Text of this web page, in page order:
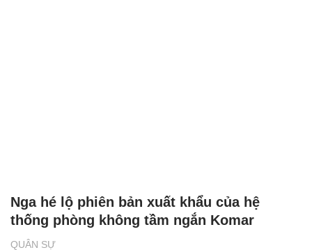
QUÂN SỰ
Nga hé lộ phiên bản xuất khẩu của hệ
thống phòng không tầm ngắn Komar